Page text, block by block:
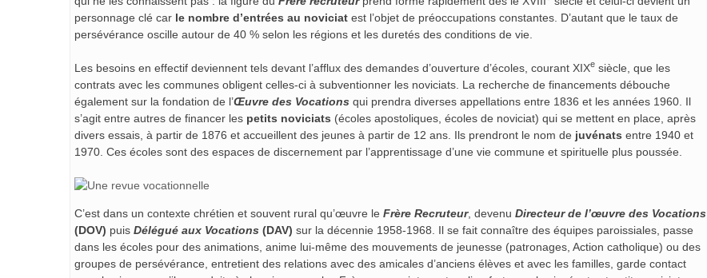
personnage clé car le nombre d’entrées au noviciat est l’objet de préoccupations constantes. D’autant que le taux de
persévérance oscille autour de 40 % selon les régions et les duretés des conditions de vie.
Les besoins en effectif deviennent tels devant l’afflux des demandes d’ouverture d’écoles, courant XIXe siècle, que les
contrats avec les communes obligent celles-ci à subventionner les noviciats. La recherche de financements débouche
également sur la fondation de l’Œuvre des Vocations qui prendra diverses appellations entre 1836 et les années 1960. Il
s’agit entre autres de financer les petits noviciats (écoles apostoliques, écoles de noviciat) qui se mettent en place, après
divers essais, à partir de 1876 et accueillent des jeunes à partir de 12 ans. Ils prendront le nom de juvénats entre 1940 et
1970. Ces écoles sont des espaces de discernement par l’apprentissage d’une vie commune et spirituelle plus poussée.
C’est dans un contexte chrétien et souvent rural qu’œuvre le Frère Recruteur, devenu Directeur de l’œuvre des Vocations
(DOV) puis Délégué aux Vocations (DAV) sur la décennie 1958-1968. Il se fait connaître des équipes paroissiales, passe
dans les écoles pour des animations, anime lui-même des mouvements de jeunesse (patronages, Action catholique) ou des
groupes de persévérance, entretient des relations avec des amicales d’anciens élèves et avec les familles, garde contact